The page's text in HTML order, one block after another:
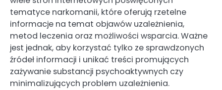
tematyce narkomanii, które oferują rzetelne
informacje na temat objawów uzależnienia,
metod leczenia oraz możliwości wsparcia. Ważne
jest jednak, aby korzystać tylko ze sprawdzonych
źródeł informacji i unikać treści promujących
zażywanie substancji psychoaktywnych czy
minimalizujących problem uzależnienia.